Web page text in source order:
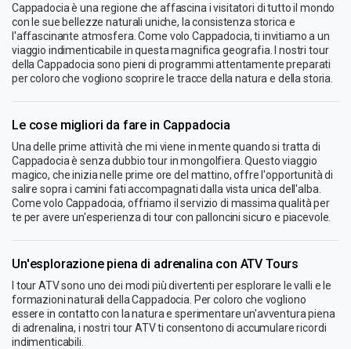
Cappadocia è una regione che affascina i visitatori di tutto il mondo
con le sue bellezze naturali uniche, la consistenza storica e
l'affascinante atmosfera. Come volo Cappadocia, ti invitiamo a un
viaggio indimenticabile in questa magnifica geografia. I nostri tour
della Cappadocia sono pieni di programmi attentamente preparati
per coloro che vogliono scoprire le tracce della natura e della storia.
Le cose migliori da fare in Cappadocia
Una delle prime attività che mi viene in mente quando si tratta di
Cappadocia è senza dubbio tour in mongolfiera. Questo viaggio
magico, che inizia nelle prime ore del mattino, offre l'opportunità di
salire sopra i camini fati accompagnati dalla vista unica dell'alba.
Come volo Cappadocia, offriamo il servizio di massima qualità per
te per avere un'esperienza di tour con palloncini sicuro e piacevole.
Un'esplorazione piena di adrenalina con ATV Tours
I tour ATV sono uno dei modi più divertenti per esplorare le valli e le
formazioni naturali della Cappadocia. Per coloro che vogliono
essere in contatto con la natura e sperimentare un'avventura piena
di adrenalina, i nostri tour ATV ti consentono di accumulare ricordi
indimenticabili.